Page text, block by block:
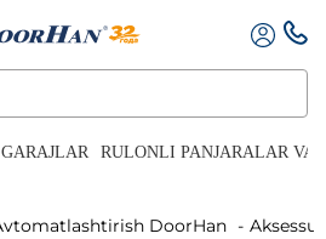
GARAJLAR RULONLI PANJARALAR VA
Avtomatlashtirish DoorHan